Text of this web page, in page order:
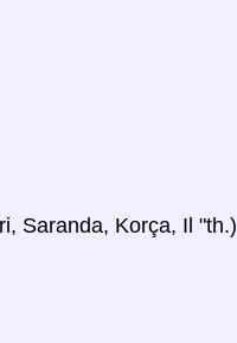
Saranda, Korça, Il "th.)